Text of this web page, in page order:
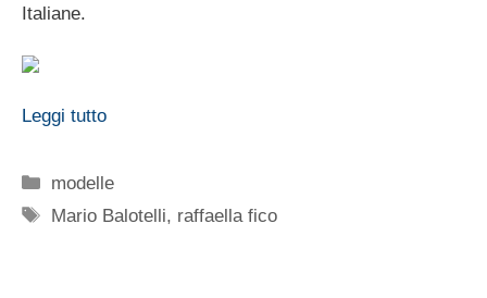
Italiane.
Leggi tutto
Categorie
modelle
Tag
Mario Balotelli, raffaella fico